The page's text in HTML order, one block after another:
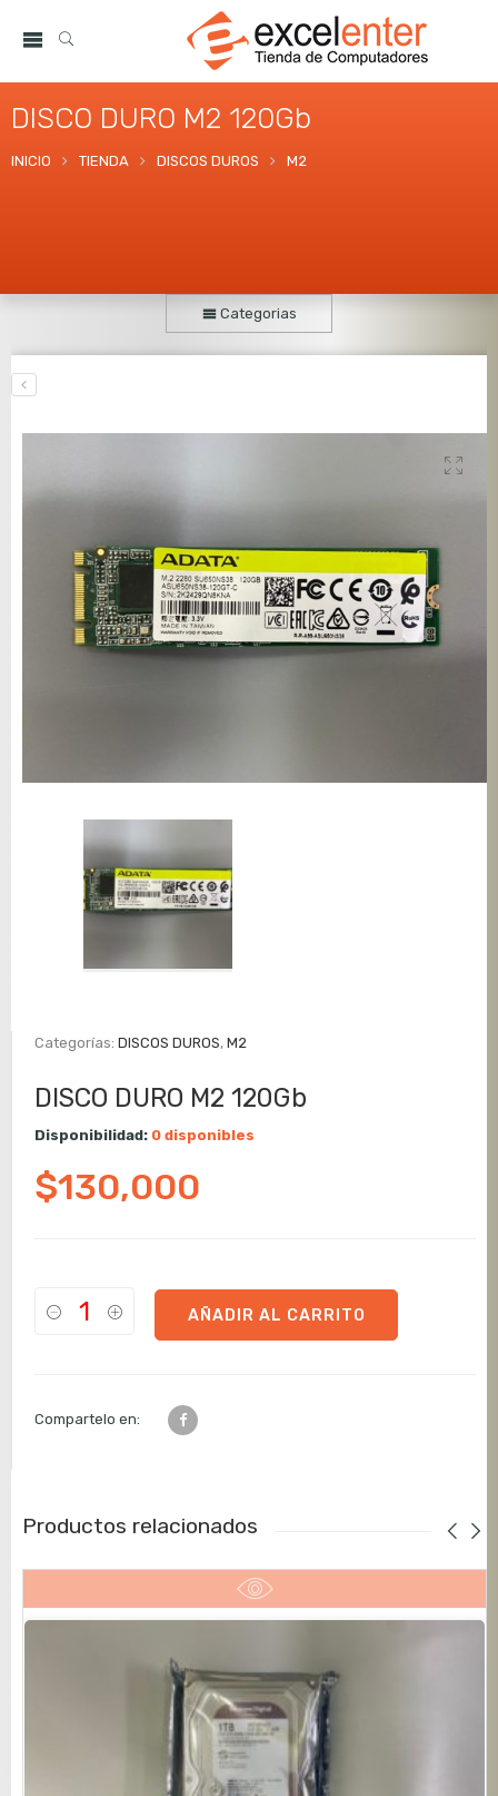
DISCO DURO M2 120Gb
INICIO TIENDA DISCOS DUROS M2
Categorias
Categorías:DISCOS DUROS,M2
DISCO DURO M2 120Gb
Disponibilidad: 0 disponibles
$130,000
AÑADIR AL CARRITO
Compartelo en:
Productos relacionados